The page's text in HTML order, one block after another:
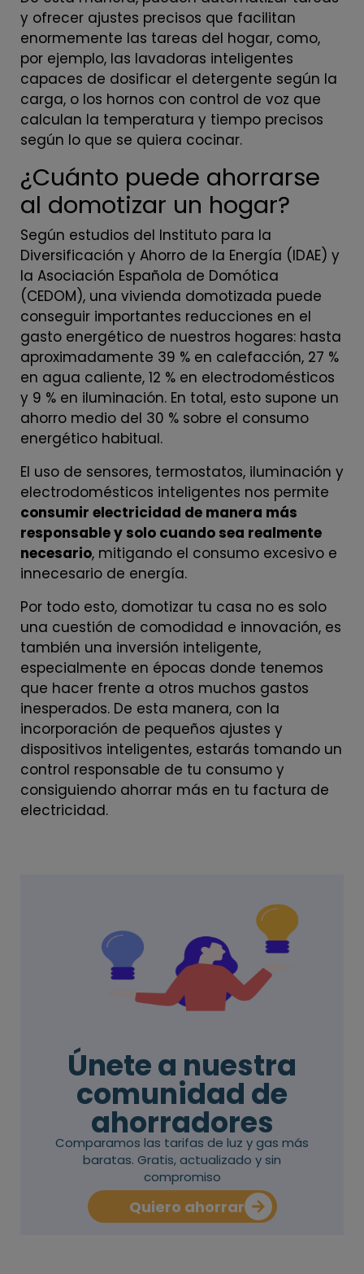
y ofrecer ajustes precisos que facilitan
enormemente las tareas del hogar, como,
por ejemplo, las lavadoras inteligentes
capaces de dosificar el detergente según la
carga, o los hornos con control de voz que
calculan la temperatura y tiempo precisos
según lo que se quiera cocinar.
¿Cuánto puede ahorrarse
al domotizar un hogar?
Según estudios del Instituto para la
Diversificación y Ahorro de la Energía (IDAE) y
la Asociación Española de Domótica
(CEDOM), una vivienda domotizada puede
conseguir importantes reducciones en el
gasto energético de nuestros hogares: hasta
aproximadamente 39 % en calefacción, 27 %
en agua caliente, 12 % en electrodomésticos
y 9 % en iluminación. En total, esto supone un
ahorro medio del 30 % sobre el consumo
energético habitual.
El uso de sensores, termostatos, iluminación y
electrodomésticos inteligentes nos permite
consumir electricidad de manera más
responsable y solo cuando sea realmente
necesario, mitigando el consumo excesivo e
innecesario de energía.
Por todo esto, domotizar tu casa no es solo
una cuestión de comodidad e innovación, es
también una inversión inteligente,
especialmente en épocas donde tenemos
que hacer frente a otros muchos gastos
inesperados. De esta manera, con la
incorporación de pequeños ajustes y
dispositivos inteligentes, estarás tomando un
control responsable de tu consumo y
consiguiendo ahorrar más en tu factura de
electricidad.
Únete a nuestra
comunidad de
ahorradores
Comparamos las tarifas de luz y gas más
baratas. Gratis, actualizado y sin
compromiso
Quiero ahorrar